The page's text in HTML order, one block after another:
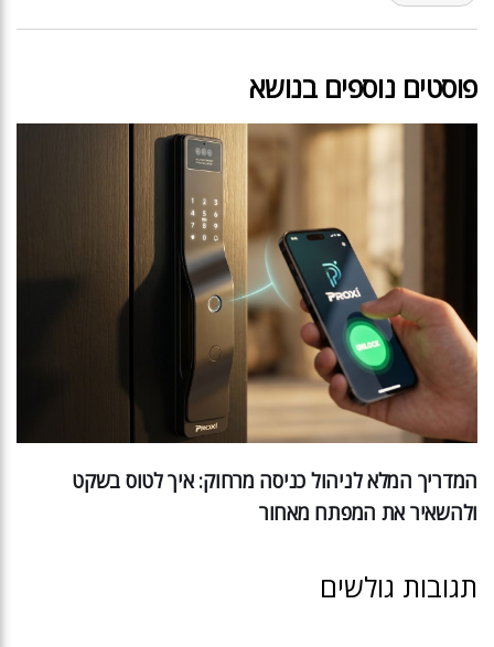
פוסטים נוספים בנושא
המדריך המלא לניהול כניסה מרחוק: איך לטוס בשקט
ולהשאיר את המפתח מאחור
תגובות גולשים